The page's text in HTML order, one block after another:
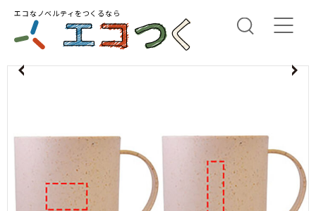
エコなノベルティをつくるなら